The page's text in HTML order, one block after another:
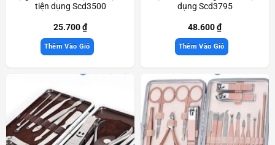
tiện dụng Scd3500
25.700₫
Thêm Vào Giỏ
dụng Scd3795
48.600₫
Thêm Vào Giỏ